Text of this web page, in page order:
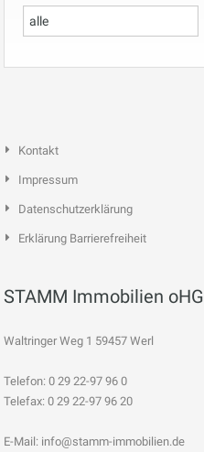
Kontakt
Impressum
Datenschutzerklärung
Erklärung Barrierefreiheit
STAMM Immobilien oHG
Waltringer Weg 1 59457 Werl
Telefon: 0 29 22-97 96 0
Telefax: 0 29 22-97 96 20
E-Mail: info@stamm-immobilien.de